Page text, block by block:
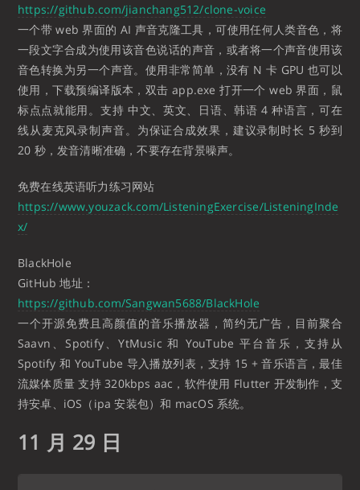
https://github.com/jianchang512/clone-voice
一个带 web 界面的 AI 声音克隆工具，可使用任何人类音色，将
一段文字合成为使用该音色说话的声音，或者将一个声音使用该
音色转换为另一个声音。使用非常简单，没有 N 卡 GPU 也可以
使用，下载预编译版本，双击 app.exe 打开一个 web 界面，鼠
标点点就能用。支持 中文、英文、日语、韩语 4 种语言，可在
线从麦克风录制声音。为保证合成效果，建议录制时长 5 秒到
20 秒，发音清晰准确，不要存在背景噪声。
免费在线英语听力练习网站
https://www.youzack.com/ListeningExercise/ListeningInde
x/
BlackHole
GitHub 地址：
https://github.com/Sangwan5688/BlackHole
一个开源免费且高颜值的音乐播放器，简约无广告，目前聚合
Saavn、Spotify、YtMusic 和 YouTube 平台音乐，支持从
Spotify 和 YouTube 导入播放列表，支持 15 + 音乐语言，最佳
流媒体质量 支持 320kbps aac，软件使用 Flutter 开发制作，支
持安卓、iOS（ipa 安装包）和 macOS 系统。
11 月 29 日